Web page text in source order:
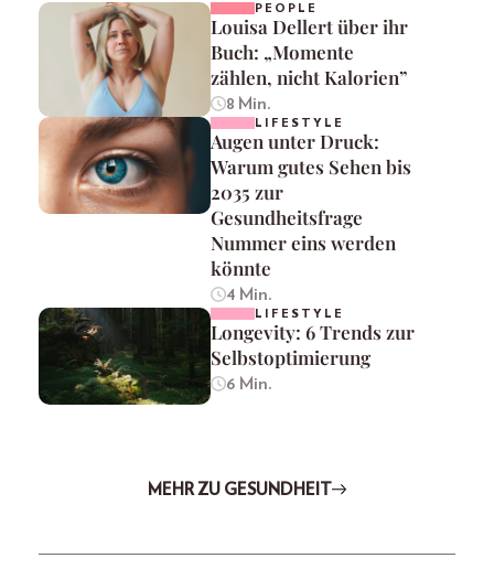
PEOPLE
Louisa Dellert über ihr
Buch: „Momente
zählen, nicht Kalorien”
8 Min.
LIFESTYLE
Augen unter Druck:
Warum gutes Sehen bis
2035 zur
Gesundheitsfrage
Nummer eins werden
könnte
4 Min.
LIFESTYLE
Longevity: 6 Trends zur
Selbstoptimierung
6 Min.
MEHR ZU GESUNDHEIT